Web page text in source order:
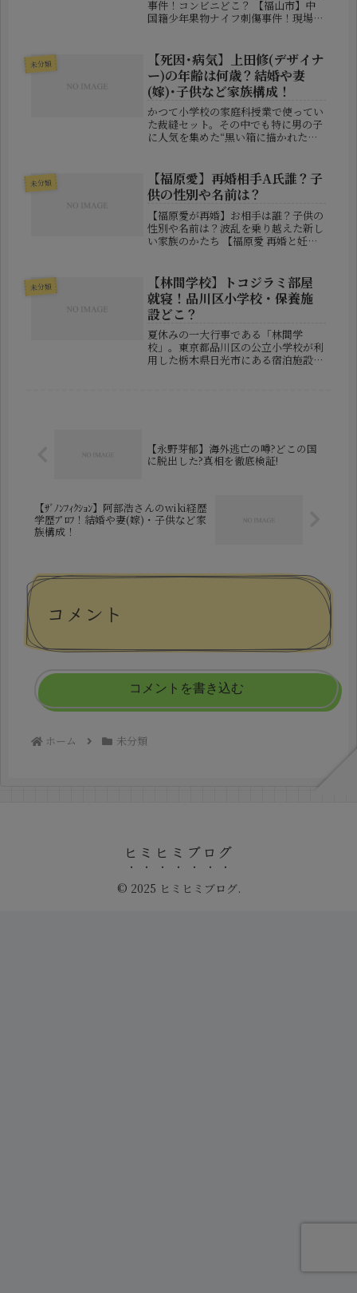
事件！コンビニどこ？ 【福山市】中
国籍少年果物ナイフ刺傷事件！現場は
きたある事件が、地域住民のみならず
全国的に注目を集めています。1...
未分類
【死因･病気】上田修(デザイナ
ー)の年齢は何歳？結婚や妻
(嫁)･子供など家族構成！
かつて小学校の家庭科授業で使ってい
た裁縫セット。その中でも特に男の子
に人気を集めた“黒い箱に描かれた燃
か。その“家庭科のドラゴン”の生みの
親であり、キャラクタービジネスの先
駆...
未分類
【福原愛】再婚相手A氏誰？子
供の性別や名前は？
【福原愛が再婚】お相手は誰？子供の
性別や名前は？波乱を乗り越えた新し
い家族のかたち 【福原愛 再婚と妊娠
界のアイコンとして世界中から注目を
集めてきた福原愛さん（37歳）が、...
未分類
【林間学校】トコジラミ部屋
就寝！品川区小学校・保養施
設どこ？
夏休みの一大行事である「林間学
校」。東京都品川区の公立小学校が利
用した栃木県日光市にある宿泊施設
【永野芽郁】海外逃亡の噂?どこの国
に脱出した?真相を徹底検証!
【ｻﾞﾉﾝﾌｨｸｼｮﾝ】阿部浩さんのwiki経歴
学歴ﾌﾟﾛﾌ！結婚や妻(嫁)・子供など家
族構成！
コメント
コメントを書き込む
ホーム 未分類
ヒミヒミブログ
© 2025 ヒミヒミブログ.